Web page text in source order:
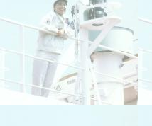
今週の「内航海運新聞」広告